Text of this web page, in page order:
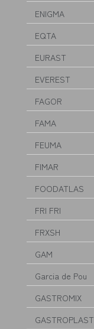
ENIGMA
EQTA
EURAST
EVEREST
FAGOR
FAMA
FEUMA
FIMAR
FOODATLAS
FRI FRI
FRXSH
GAM
Garcia de Pou
GASTROMIX
GASTROPLAST